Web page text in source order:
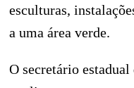
esculturas,
a uma área verde.
O secretário